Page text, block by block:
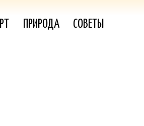
ПРИРОДА СОВЕТЫ